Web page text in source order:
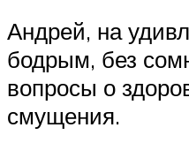
Андрей, на
бодрым, без
вопросы о
смущения.